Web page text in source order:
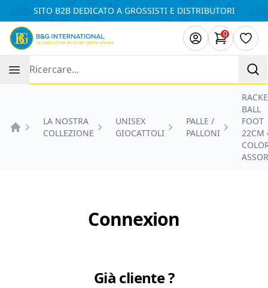
SITO B2B DEDICATO A GROSSISTI E DISTRIBUTORI
0
Articoli
LA NOSTRA
COLLEZIONE
UNISEX
GIOCATTOLI
PALLE /
PALLONI
BALL
FOOT
22CM
Connexion
Già cliente ?
Pannello di gestione dei cookies